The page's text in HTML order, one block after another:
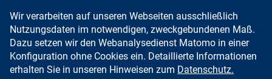
Zum Inhalt springen
Wir verarbeiten auf unseren Webseiten ausschließlich
Nutzungsdaten im notwendigen, zweckgebundenen Maß.
Dazu setzen wir den Webanalysedienst Matomo in einer
Konfiguration ohne Cookies ein. Detaillierte Informationen
erhalten Sie in unseren Hinweisen zum Datenschutz.